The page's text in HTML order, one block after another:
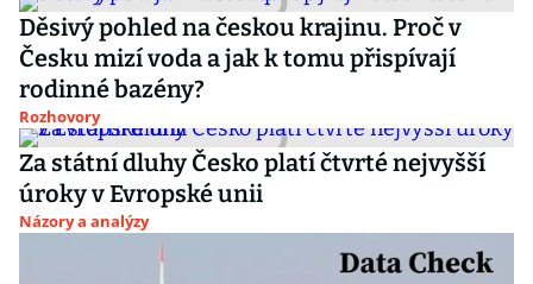
Děsivý pohled na českou krajinu. Proč v
Česku mizí voda a jak k tomu přispívají
rodinné bazény?
Rozhovory
Za státní dluhy Česko platí čtvrté nejvyšší
úroky v Evropské unii
Názory a analýzy